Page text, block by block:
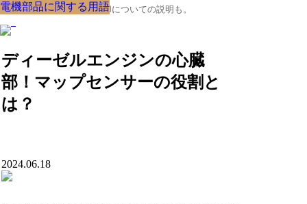
クルマの大辞典、購入･売却についての説明も。
ディーゼルエンジンの心臓
部！マップセンサーの役割と
は？
電機部品に関する用語
2024.06.18
電機部品に関する用語
電機部品に関する用語
電機部品に関する用語
電機部品に関する用語
電機部品に関する用語
電機部品に関する用語
電機部品に関する用語
電機部品に関する用語